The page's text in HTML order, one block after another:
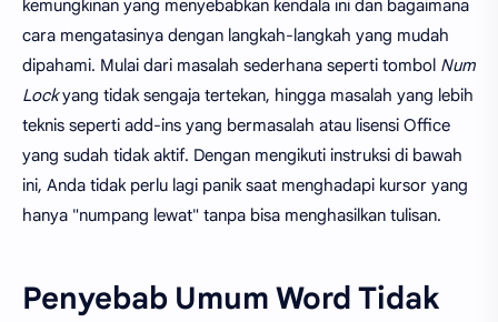
kemungkinan yang menyebabkan kendala ini dan bagaimana
cara mengatasinya dengan langkah-langkah yang mudah
dipahami. Mulai dari masalah sederhana seperti tombol Num
Lockyang tidak sengaja tertekan, hingga masalah yang lebih
teknis seperti add-ins yang bermasalah atau lisensi Office
yang sudah tidak aktif. Dengan mengikuti instruksi di bawah
ini, Anda tidak perlu lagi panik saat menghadapi kursor yang
hanya "numpang lewat" tanpa bisa menghasilkan tulisan.
Penyebab Umum Word Tidak